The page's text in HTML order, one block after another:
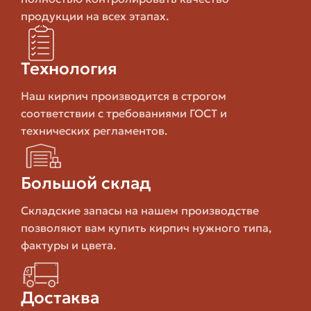
применяется для внутренних несущих стен,
перегородок и иногда для фасадов с дополнительной
защитой. Меньше устойчив к длительной влажной
агрессии и агрессивным средам.
Плюсы — доступная цена и точная геометрия. Минусы
— ниже морозостойкость и устойчивость к влаге по
сравнению с керамикой и клинкером.
Шамотный кирпич
каминов. Он выдерживает высокие температуры и
используется там, где обычный кирпич не выдержит
теплового воздействия. При закупке такого кирпича
важно проверить температурный диапазон
применения и форму.
продукции на всех этапах.
Технология
Наш кирпич производится в строгом
соответствии с требованиями ГОСТ и
технических регламентов.
Большой склад
Складские запасы на нашем производстве
позволяют вам купить кирпич нужного типа,
фактуры и цвета.
Достаква